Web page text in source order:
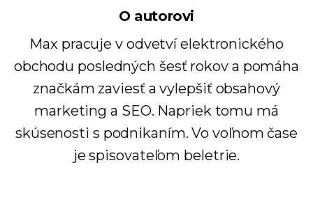
O autorovi
Max pracuje v odvetví elektronického
obchodu posledných šesť rokov a pomáha
značkám zaviesť a vylepšiť obsahový
marketing a SEO. Napriek tomu má
skúsenosti s podnikaním. Vo voľnom čase
je spisovateľom beletrie.